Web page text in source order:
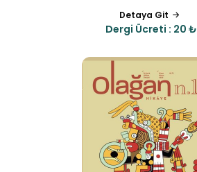
Detaya Git
Dergi Ücreti : 20 ₺